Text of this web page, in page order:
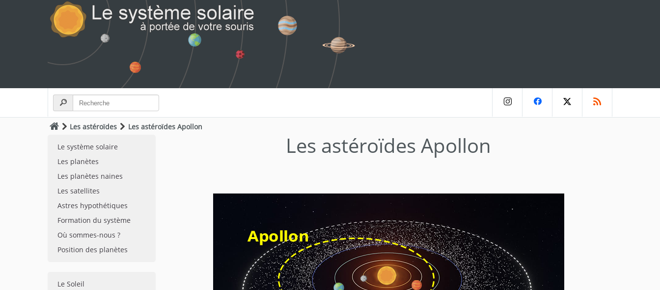
Les astéroïdes Les astéroïdes Apollon
Le système solaire
Les planètes
Les planètes naines
Les satellites
Astres hypothétiques
Formation du système
Où sommes-nous ?
Position des planètes
Le Soleil
Les astéroïdes Apollon